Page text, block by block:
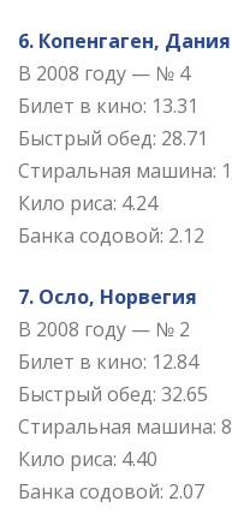
6. Копенгаген, Дания
В 2008 году — № 4
Билет в кино: 13.31
Быстрый обед: 28.71
Стиральная машина:
Кило риса: 4.24
Банка содовой: 2.12
7. Осло, Норвегия
В 2008 году — № 2
Билет в кино: 12.84
Быстрый обед: 32.65
Стиральная машина:
Кило риса: 4.40
Банка содовой: 2.07